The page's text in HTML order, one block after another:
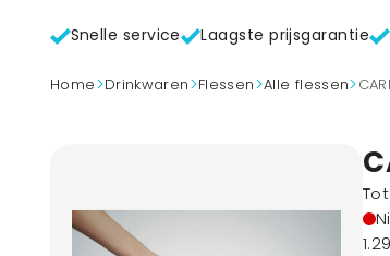
Snelle service Laagste prijsgarantie
home> Drinkwaren> Flessen> Alle flessen>